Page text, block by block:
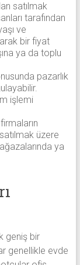
satılmak
tarafından
ve
bir fiyat
ya da toplu
pazarlık
işlemi
üzere
ya
geniş bir
genellikle evde